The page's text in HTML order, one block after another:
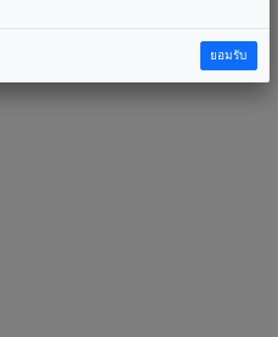
ยอมรับ